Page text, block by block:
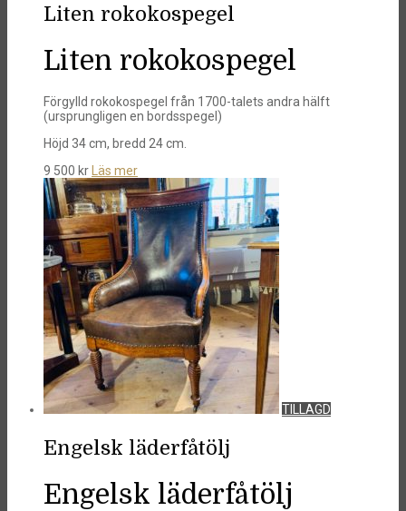
Liten rokokospegel
Liten rokokospegel
Förgylld rokokospegel från 1700-talets andra hälft
(ursprungligen en bordsspegel)
Höjd 34 cm, bredd 24 cm.
9 500 krLäs mer
TILLAGD
Engelsk läderfåtölj
Engelsk läderfåtölj